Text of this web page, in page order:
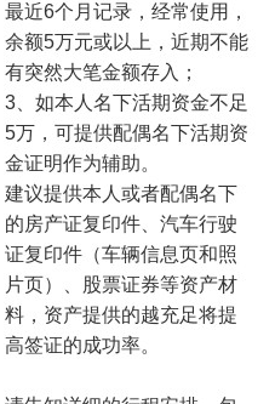
最近6个月记录，经常使用，
余额5万元或以上，近期不能
有突然大笔金额存入；
3、如本人名下活期资金不足
5万，可提供配偶名下活期资
金证明作为辅助。
建议提供本人或者配偶名下
的房产证复印件、汽车行驶
证复印件（车辆信息页和照
片页）、股票证券等资产材
料，资产提供的越充足将提
高签证的成功率。